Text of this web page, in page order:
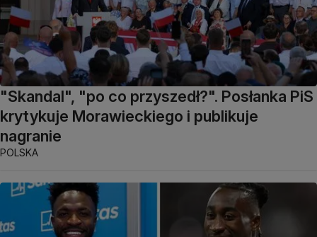
"Skandal", "po co przyszedł?". Posłanka PiS
krytykuje Morawieckiego i publikuje
nagranie
POLSKA